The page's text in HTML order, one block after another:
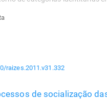
raizes.2011.v31.332
de socialização